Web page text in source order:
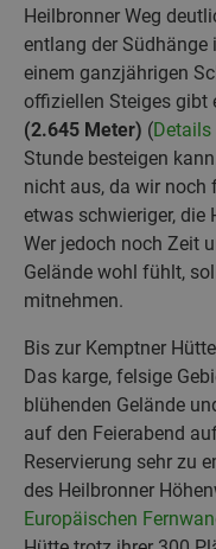
Heilbronner Weg
entlang der Südhänge
einem ganzjährigen
offiziellen Steiges gibt
(2.645 Meter) (Details
Stunde besteigen
nicht aus, da wir noch
etwas schwieriger, die
Wer jedoch noch Zeit
Gelände wohl fühlt,
mitnehmen.
Bis zur Kemptner
Das karge, felsige
blühenden Gelände
auf den Feierabend
Reservierung sehr zu
des Heilbronner
Europäischen